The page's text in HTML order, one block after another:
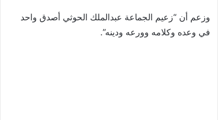
وزعم أن “زعيم الجماعة عبدالملك الحوثي أصدق واحد
في وعده وكلامه وورعه ودينه”.